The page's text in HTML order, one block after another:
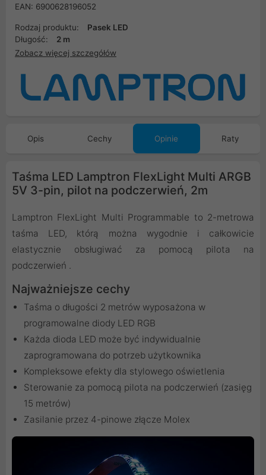
EAN: 6900628196052
Rodzaj produktu:
Pasek LED
Długość:
2 m
Zobacz więcej szczegółów
Opis Cechy Opinie Raty
Taśma LED Lamptron FlexLight Multi ARGB
5V 3-pin, pilot na podczerwień, 2m
Lamptron FlexLight Multi Programmable to 2-metrowa
taśma LED, którą można wygodnie i całkowicie
elastycznie obsługiwać za pomocą pilota na
podczerwień .
Najważniejsze cechy
Taśma o długości 2 metrów wyposażona w
programowalne diody LED RGB
Każda dioda LED może być indywidualnie
zaprogramowana do potrzeb użytkownika
Kompleksowe efekty dla stylowego oświetlenia
Sterowanie za pomocą pilota na podczerwień (zasięg
15 metrów)
Zasilanie przez 4-pinowe złącze Molex